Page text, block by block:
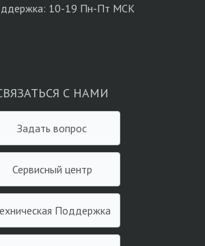
10-19 Пн-Пт МСК
С НАМИ
Задать вопрос
Сервисный центр
Техническая Поддержка